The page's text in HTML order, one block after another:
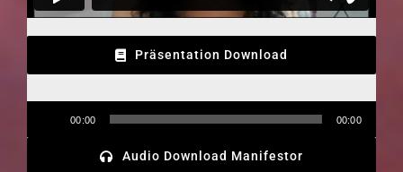
Präsentation Download
Audio-
Player
00:00 00:00
Audio Download Manifestor